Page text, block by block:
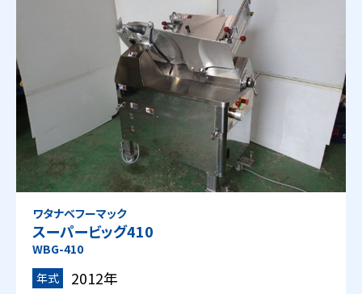
ワタナベフーマック
スーパービッグ410
WBG-410
年式
2012年